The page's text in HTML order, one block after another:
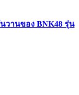
วานของ BNK48 รุ่น